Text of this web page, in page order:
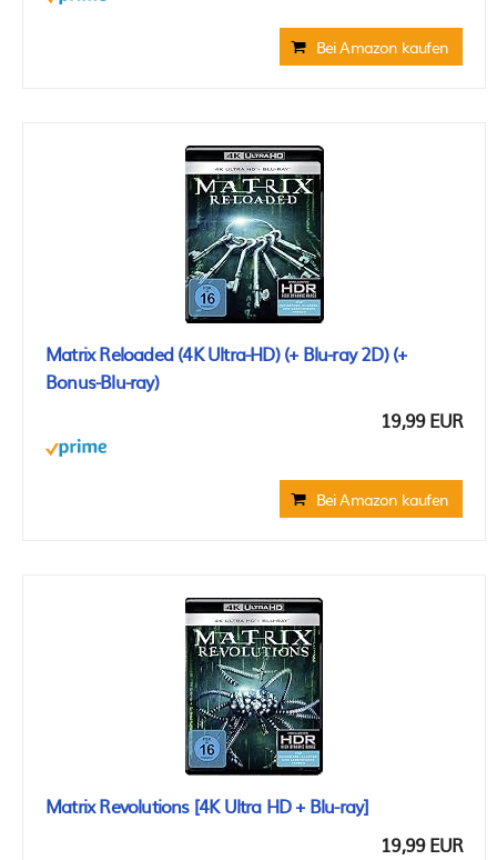
Bei Amazon kaufen
Matrix Reloaded (4K Ultra-HD) (+ Blu-ray 2D) (+
Bonus-Blu-ray)
19,99 EUR
Bei Amazon kaufen
Matrix Revolutions [4K Ultra HD + Blu-ray]
19,99 EUR